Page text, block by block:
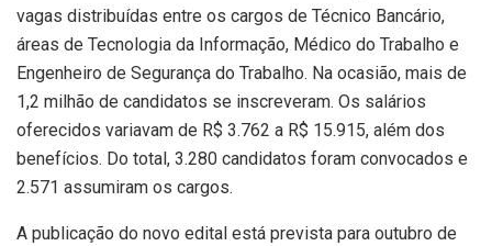
vagas distribuídas entre os cargos de Técnico Bancário,
áreas de Tecnologia da Informação, Médico do Trabalho e
Engenheiro de Segurança do Trabalho. Na ocasião, mais de
1,2 milhão de candidatos se inscreveram. Os salários
oferecidos variavam de R$ 3.762 a R$ 15.915, além dos
benefícios. Do total, 3.280 candidatos foram convocados e
2.571 assumiram os cargos.
A publicação do novo edital está prevista para outubro de